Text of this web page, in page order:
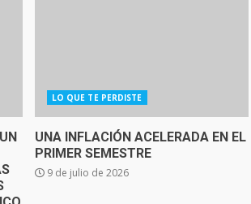
LO QUE TE PERDISTE
UNA INFLACIÓN ACELERADA EN EL
PRIMER SEMESTRE
9 de julio de 2026